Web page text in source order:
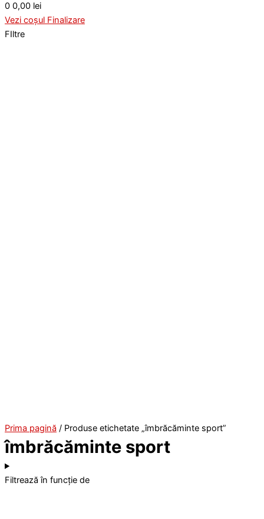
0 0,00 lei
Vezi coșul Finalizare
FIltre
Prima pagină / Produse etichetate „îmbrăcăminte sport”
îmbrăcăminte sport
Filtrează în funcție de